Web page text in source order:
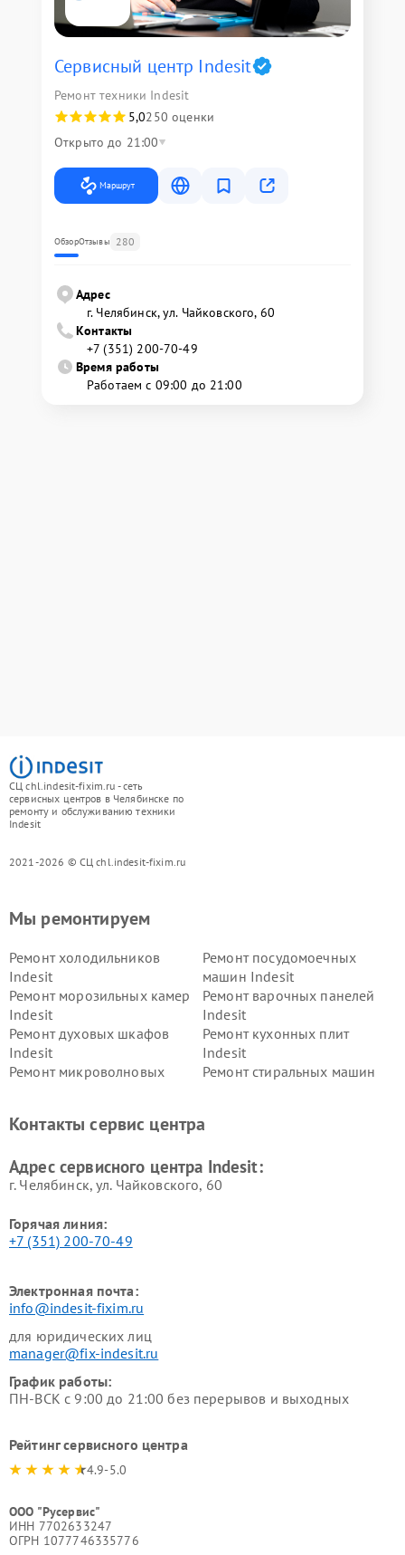
Сервисный центр Indesit
Ремонт техники Indesit
5,0250 оценки
Открыто до 21:00
Маршрут
ОбзорОтзывы 280
Адрес
г. Челябинск, ул. Чайковского, 60
Контакты
+7 (351) 200-70-49
Время работы
Работаем с 09:00 до 21:00
СЦ chl.indesit-fixim.ru - сеть
сервисных центров в Челябинске по
ремонту и обслуживанию техники
Indesit
2021-2026 © СЦ chl.indesit-fixim.ru
Мы ремонтируем
Ремонт холодильников
Indesit
Ремонт посудомоечных
машин Indesit
Ремонт морозильных камер
Indesit
Ремонт варочных панелей
Indesit
Ремонт духовых шкафов
Indesit
Ремонт кухонных плит
Indesit
Ремонт микроволновых
Ремонт стиральных машин
Indesit
Indesit
Контакты сервис центра
Адрес сервисного центра Indesit:
г. Челябинск, ул. Чайковского, 60
Горячая линия:
+7 (351) 200-70-49
Электронная почта:
info@indesit-fixim.ru
для юридических лиц
manager@fix-indesit.ru
График работы:
ПН-ВСК с 9:00 до 21:00 без перерывов и выходных
Рейтинг сервисного центра
4.9-5.0
ООО "Русервис"
ИНН 7702633247
ОГРН 1077746335776